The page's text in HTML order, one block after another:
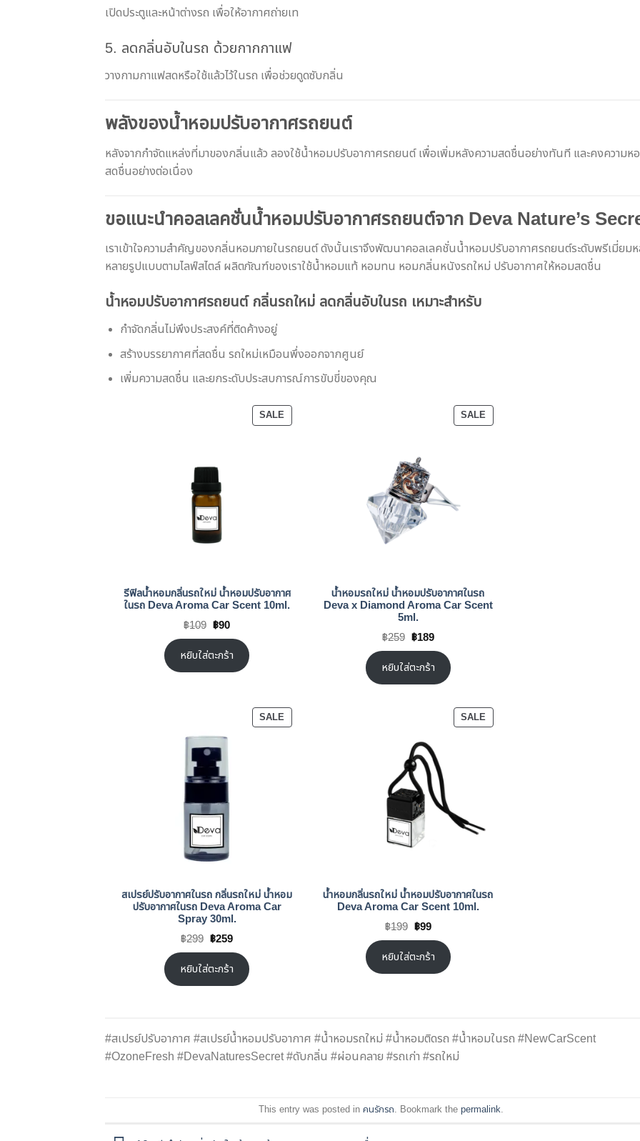
เปิดประตูและหน้าต่างรถ เพื่อให้อากาศถ่ายเท
5. ลดกลิ่นอับในรถ ด้วยกากกาแฟ
วางกามกาแฟสดหรือใช้แล้วไว้ในรถ เพื่อช่วยดูดซับกลิ่น
พลังของน้ำหอมปรับอากาศรถยนต์
หลังจากกำจัดแหล่งที่มาของกลิ่นแล้ว ลองใช้น้ำหอมปรับอากาศรถยนต์ เพื่อเพิ่มหลังความสดชื่นอย่างทันที และคงความห
สดชื่นอย่างต่อเนื่อง
ขอแนะนำคอลเลคชั่นน้ำหอมปรับอากาศรถยนต์จาก Deva Nature’s
เราเข้าใจความสำคัญของกลิ่นหอมภายในรถยนต์ ดังนั้นเราจึงพัฒนาคอลเลคชั่นน้ำหอมปรับอากาศรถยนต์ระดับพรีเมี่ยมห
หลายรูปแบบตามไลฟ์สไตล์ ผลิตภัณฑ์ของเราใช้น้ำหอมแท้ หอมทน หอมกลิ่นหนังรถใหม่ ปรับอากาศให้หอมสดชื่น
น้ำหอมปรับอากาศรถยนต์ กลิ่นรถใหม่ ลดกลิ่นอับในรถ เหมาะสำหรับ
กำจัดกลิ่นไม่พึงประสงค์ที่ติดค้างอยู่
สร้างบรรยากาศที่สดชื่น รถใหม่เหมือนพึ่งออกจากศูนย์
เพิ่มความสดชื่น และยกระดับประสบการณ์การขับขี่ของคุณ
SALE
ON
รีฟิลน้ำหอมกลิ่นรถใหม่ น้ำหอมปรับอากาศ
ในรถ Deva Aroma Car Scent 10ml.
฿109 Original
฿109.
฿90Current
is:
฿90.
หยิบใส่ตะกร้า
SALE
ON
น้ำหอมรถใหม่ น้ำหอมปรับอากาศในรถ
Deva x Diamond Aroma Car Scent
5ml.
฿259 Original
฿259.
฿189Current
is:
฿189.
หยิบใส่ตะกร้า
SALE
ON
สเปรย์ปรับอากาศในรถ กลิ่นรถใหม่ น้ำหอม
ปรับอากาศในรถ Deva Aroma Car
Spray 30ml.
฿299 Original
฿299.
฿259Current
is:
฿259.
หยิบใส่ตะกร้า
SALE
ON
น้ำหอมกลิ่นรถใหม่ น้ำหอมปรับอากาศในรถ
Deva Aroma Car Scent 10ml.
฿199 Original
฿199.
฿99Current
is:
฿99.
หยิบใส่ตะกร้า
#สเปรย์ปรับอากาศ #สเปรย์น้ำหอมปรับอากาศ #น้ำหอมรถใหม่ #น้ำหอมติดรถ #น้ำหอมในรถ #NewCarScent
#OzoneFresh #DevaNaturesSecret #ดับกลิ่น #ผ่อนคลาย #รถเก่า #รถใหม่
This entry was posted in คนรักรถ. Bookmark the permalink.